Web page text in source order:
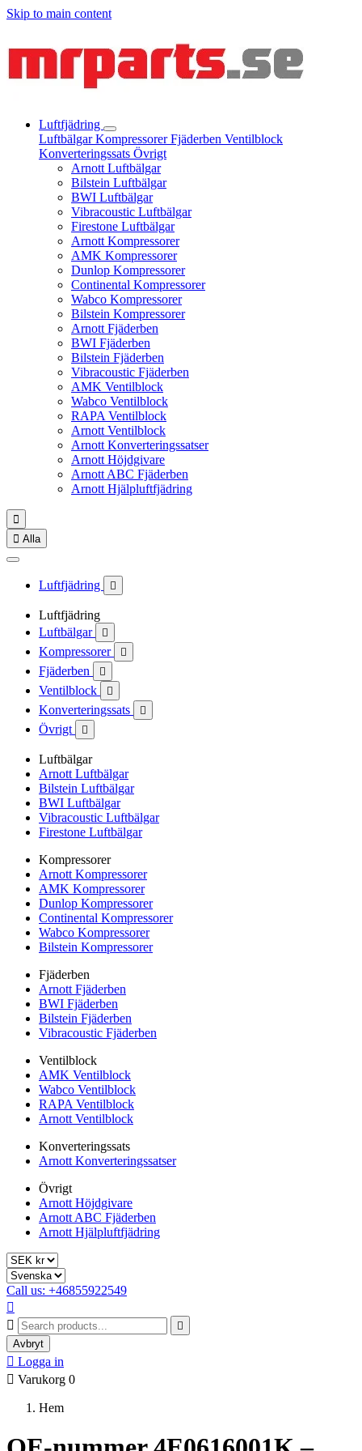
Skip to main content
Luftfjädring
LuftbälgarKompressorerFjäderben Ventilblock
Konverteringssats Övrigt
Arnott Luftbälgar
Bilstein Luftbälgar
BWI Luftbälgar
Vibracoustic Luftbälgar
Firestone Luftbälgar
Arnott Kompressorer
AMK Kompressorer
Dunlop Kompressorer
Continental Kompressorer
Wabco Kompressorer
Bilstein Kompressorer
Arnott Fjäderben
BWI Fjäderben
Bilstein Fjäderben
Vibracoustic Fjäderben
AMK Ventilblock
Wabco Ventilblock
RAPA Ventilblock
Arnott Ventilblock
Arnott Konverteringssatser
Arnott Höjdgivare
Arnott ABC Fjäderben
Arnott Hjälpluftfjädring

 Alla
Luftfjädring 
Luftfjädring
Luftbälgar

Kompressorer 
Fjäderben 
Ventilblock 
Konverteringssats 
Övrigt 
Luftbälgar
Arnott Luftbälgar
Bilstein Luftbälgar
BWI Luftbälgar
Vibracoustic Luftbälgar
Firestone Luftbälgar
Kompressorer
Arnott Kompressorer
AMK Kompressorer
Dunlop Kompressorer
Continental Kompressorer
Wabco Kompressorer
Bilstein Kompressorer
Fjäderben
Arnott Fjäderben
BWI Fjäderben
Bilstein Fjäderben
Vibracoustic Fjäderben
Ventilblock
AMK Ventilblock
Wabco Ventilblock
RAPA Ventilblock
Arnott Ventilblock
Konverteringssats
Arnott Konverteringssatser
Övrigt
Arnott Höjdgivare
Arnott ABC Fjäderben
Arnott Hjälpluftfjädring
Call us: +46855922549



Avbryt
 Logga in
 Varukorg 0
Hem